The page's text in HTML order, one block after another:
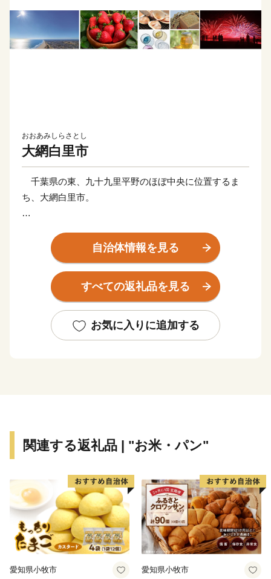
おおあみしらさとし
大網白里市
千葉県の東、九十九里平野のほぼ中央に位置するま
ち、大網白里市。
の美しい「白里海岸」がつづき、特色ある豊かな自然風
土を有しています。
水産加工業が盛んで、みりん干し、いわしのゴマ漬
が、訪れる人々を魅了しつづけています。また、農業も
盛んで、味が自慢の新鮮な野菜をはじめ、米、メロン、
自治体情報を見る
すべての返礼品を見る
お気に入りに追加する
関連する返礼品 | "お米・パン"
愛知県小牧市 愛知県小牧市